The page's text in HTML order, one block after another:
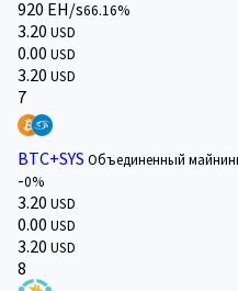
920 EH/s66.16%
3.20 USD
0.00 USD
3.20 USD
7
BTC+SYS Объединенный
-0%
3.20 USD
0.00 USD
3.20 USD
8